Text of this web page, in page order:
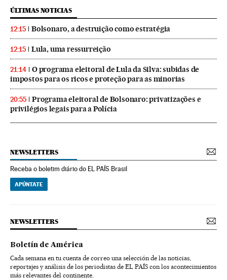
ÚLTIMAS NOTICIAS
12:15 Bolsonaro, a destruição como estratégia
12:15 Lula, uma ressurreição
21:14
O programa eleitoral de Lula da Silva: subidas de
impostos para os ricos e proteção para as minorias
20:55
Programa eleitoral de Bolsonaro: privatizações e
privilégios legais para a Polícia
NEWSLETTERS
Receba o boletim diário do EL PAÍS Brasil
APÚNTATE
NEWSLETTERS
Boletín de América
Cada semana en tu cuenta de correo una selección de las noticias,
reportajes y análisis de los periodistas de EL PAÍS con los acontecimientos
más relevantes del continente.